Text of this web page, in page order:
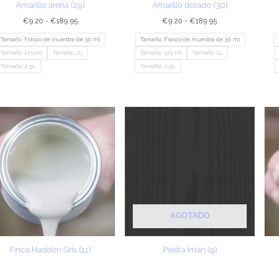
Amarillo arena (29)
€9.20 - €189.95
Tamaño: Frasco de muestra de 30 ml
Tamaño: 125 ml
Tamaño: 1L
Tamaño: 2,5L
Amarillo dorado (30)
€9.20 - €189.95
Tamaño: Frasco de muestra de 30 ml
Tamaño: 125 ml
Tamaño: 1L
Tamaño: 2,5L
Finca Haddon Gris (11)
de
precios:
desde
€9.20
hasta
AGOTADO
Piedra imán (9)